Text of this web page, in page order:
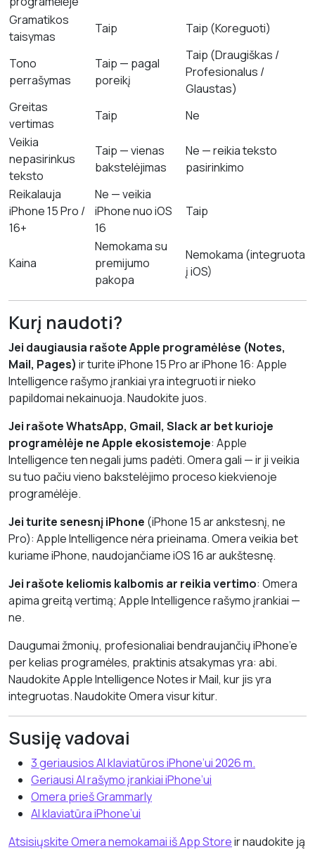
Gramatikos
taisymas
Taip Taip (Koreguoti)
Tono
perrašymas
Taip — pagal
poreikį
Taip (Draugiškas /
Profesionalus /
Glaustas)
Greitas
vertimas
Taip
Ne
Veikia
nepasirinkus
teksto
Taip — vienas
bakstelėjimas
Ne — reikia teksto
pasirinkimo
Reikalauja
iPhone 15 Pro /
16+
Ne — veikia
iPhone nuo iOS
16
Taip
Kaina
Nemokama su
premijumo
pakopa
Nemokama (integruota
į iOS)
Kurį naudoti?
Jei daugiausia rašote Apple programėlėse (Notes,
Mail, Pages) ir turite iPhone 15 Pro ar iPhone 16: Apple
Intelligence rašymo įrankiai yra integruoti ir nieko
papildomai nekainuoja. Naudokite juos.
Jei rašote WhatsApp, Gmail, Slack ar bet kurioje
programėlėje ne Apple ekosistemoje: Apple
Intelligence ten negali jums padėti. Omera gali — ir ji veikia
su tuo pačiu vieno bakstelėjimo proceso kiekvienoje
programėlėje.
Jei turite senesnį iPhone (iPhone 15 ar ankstesnį, ne
Pro): Apple Intelligence nėra prieinama. Omera veikia bet
kuriame iPhone, naudojančiame iOS 16 ar aukštesnę.
Jei rašote keliomis kalbomis ar reikia vertimo: Omera
apima greitą vertimą; Apple Intelligence rašymo įrankiai —
ne.
Daugumai žmonių, profesionaliai bendraujančių iPhone’e
per kelias programėles, praktinis atsakymas yra: abi.
Naudokite Apple Intelligence Notes ir Mail, kur jis yra
integruotas. Naudokite Omera visur kitur.
Susiję vadovai
3 geriausios AI klaviatūros iPhone’ui 2026 m.
Geriausi AI rašymo įrankiai iPhone’ui
Omera prieš Grammarly
AI klaviatūra iPhone’ui
Atsisiųskite Omera nemokamai iš App Storeir naudokite ją